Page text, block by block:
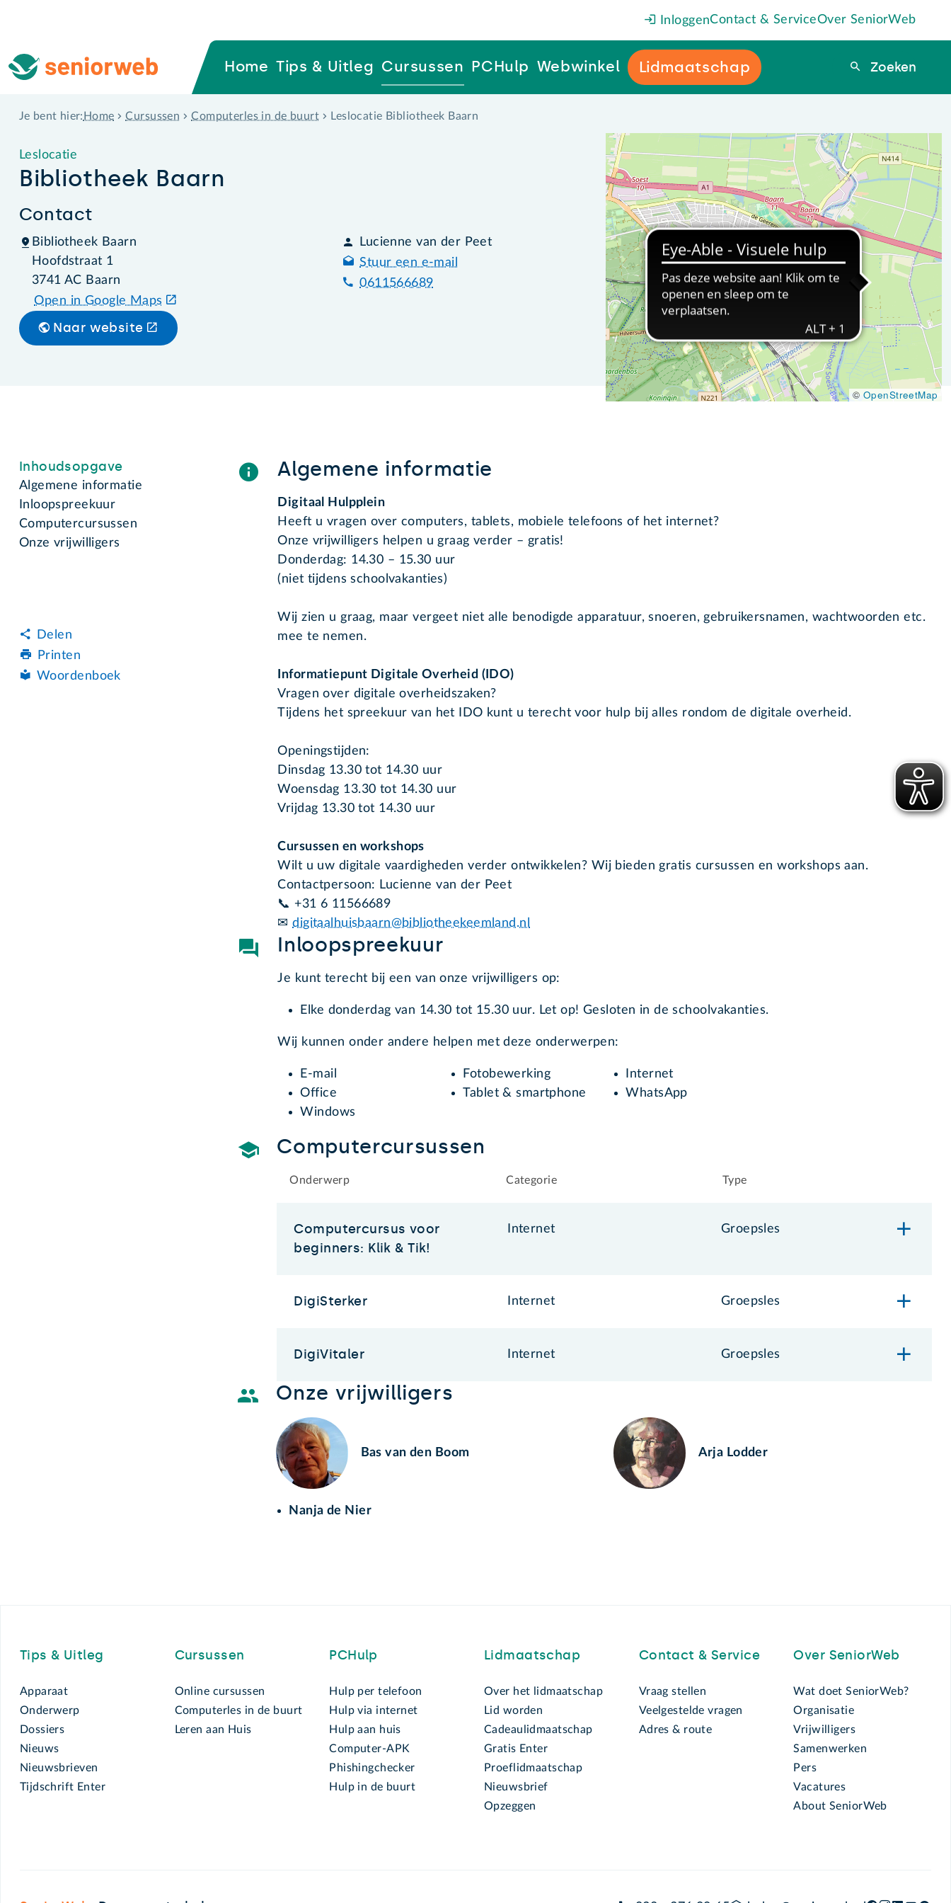
InloggenContact & ServiceOver SeniorWeb
Home Tips & Uitleg Cursussen PCHulp Webwinkel Lidmaatschap Zoeken
Zoeken
Je bent hier: Home Cursussen Computerles in de buurt Leslocatie Bibliotheek Baarn
Leslocatie
Bibliotheek Baarn
Contact
Bibliotheek Baarn
Hoofdstraat 1
3741 AC Baarn
Open in Google Maps
Lucienne van der Peet
Stuur een e-mail
0611566689
Naar website
© OpenStreetMap
Inhoudsopgave
Algemene informatie
Inloopspreekuur
Computercursussen
Onze vrijwilligers
Delen
Printen
Woordenboek
Algemene informatie
Digitaal Hulpplein
Heeft u vragen over computers, tablets, mobiele telefoons of het internet?
Onze vrijwilligers helpen u graag verder – gratis!
Donderdag: 14.30 – 15.30 uur
(niet tijdens schoolvakanties)
Wij zien u graag, maar vergeet niet alle benodigde apparatuur, snoeren, gebruikersnamen, wachtwoorden etc.
mee te nemen.
Informatiepunt Digitale Overheid (IDO)
Vragen over digitale overheidszaken?
Tijdens het spreekuur van het IDO kunt u terecht voor hulp bij alles rondom de digitale overheid.
Openingstijden:
Dinsdag 13.30 tot 14.30 uur
Woensdag 13.30 tot 14.30 uur
Vrijdag 13.30 tot 14.30 uur
Cursussen en workshops
Wilt u uw digitale vaardigheden verder ontwikkelen? Wij bieden gratis cursussen en workshops aan.
Contactpersoon: Lucienne van der Peet
📞 +31 6 11566689
✉digitaalhuisbaarn@bibliotheekeemland.nl
Inloopspreekuur
Je kunt terecht bij een van onze vrijwilligers op:
Elke donderdag van 14.30 tot 15.30 uur. Let op! Gesloten in de schoolvakanties.
Wij kunnen onder andere helpen met deze onderwerpen:
E-mail Fotobewerking
Internet
Office
Tablet & smartphone
WhatsApp
Windows
Computercursussen
Onderwerp Categorie Type
Computercursus voor
beginners: Klik & Tik!
Internet Groepsles
DigiSterker Internet Groepsles
DigiVitaler Internet Groepsles
Onze vrijwilligers
Bas van den Boom Arja Lodder
Nanja de Nier
Tips & Uitleg
Apparaat
Onderwerp
Dossiers
Nieuws
Nieuwsbrieven
Tijdschrift Enter
Cursussen
Online cursussen
Computerles in de buurt
Leren aan Huis
PCHulp
Hulp per telefoon
Hulp via internet
Hulp aan huis
Computer-APK
Phishingchecker
Hulp in de buurt
Lidmaatschap
Over het lidmaatschap
Lid worden
Cadeaulidmaatschap
Gratis Enter
Proeflidmaatschap
Nieuwsbrief
Opzeggen
Contact & Service
Vraag stellen
Veelgestelde vragen
Adres & route
Over SeniorWeb
Wat doet SeniorWeb?
Organisatie
Vrijwilligers
Samenwerken
Pers
Vacatures
About SeniorWeb